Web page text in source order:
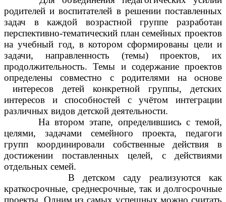
родителей и воспитателей в решении поставленных
задач в каждой возрастной группе разработан
перспективно-тематический план семейных проектов
на учебный год, в котором сформированы цели и
задачи, направленность (темы) проектов, их
продолжительность. Темы и содержание проектов
определены совместно с родителями на основе
интересов детей конкретной группы, детских
интересов и способностей с учётом интеграции
различных видов детской деятельности.
На втором этапе, определившись с темой,
целями, задачами семейного проекта, педагоги
групп координировали собственные действия в
достижении поставленных целей, с действиями
отдельных семей.
В детском саду реализуются как
краткосрочные, среднесрочные, так и долгосрочные
проекты. Одним из самых успешных можно считать